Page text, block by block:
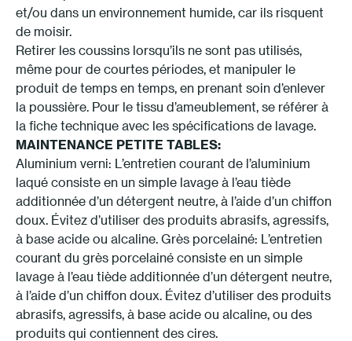
et/ou dans un environnement humide, car ils risquent
de moisir.
Retirer les coussins lorsqu’ils ne sont pas utilisés,
même pour de courtes périodes, et manipuler le
produit de temps en temps, en prenant soin d’enlever
la poussière. Pour le tissu d’ameublement, se référer à
la fiche technique avec les spécifications de lavage.
MAINTENANCE PETITE TABLES:
Aluminium verni: L’entretien courant de l’aluminium
laqué consiste en un simple lavage à l’eau tiède
additionnée d’un détergent neutre, à l’aide d’un chiffon
doux. Évitez d’utiliser des produits abrasifs, agressifs,
à base acide ou alcaline. Grès porcelainé: L’entretien
courant du grès porcelainé consiste en un simple
lavage à l’eau tiède additionnée d’un détergent neutre,
à l’aide d’un chiffon doux. Évitez d’utiliser des produits
abrasifs, agressifs, à base acide ou alcaline, ou des
produits qui contiennent des cires.